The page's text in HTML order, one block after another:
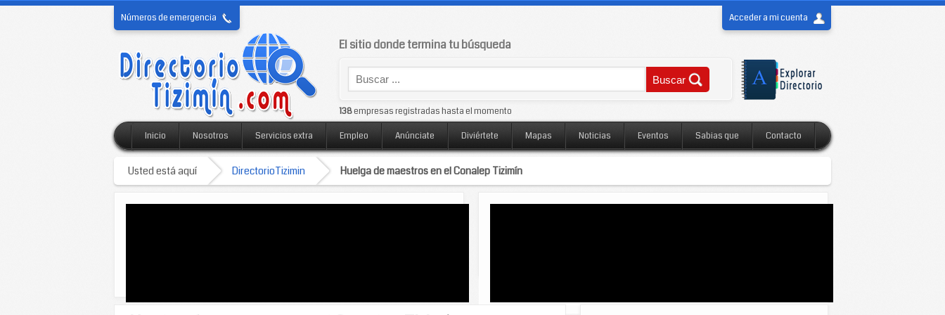
Números de emergencia Acceder a mi cuenta
El sitio donde termina tu búsqueda
138empresas registradas hasta el momento
Inicio Nosotros Servicios extra Empleo Anúnciate Diviértete Mapas Noticias Eventos Sabias que Contacto
Usted está aquí DirectorioTizimin Huelga de maestros en el Conalep Tizimín